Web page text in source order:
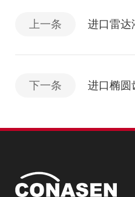
上一条 进口雷达
下一条 进口椭圆